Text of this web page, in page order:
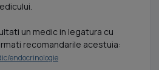
un medic in legatura cu
recomandarile acestuia:
endocrinologie